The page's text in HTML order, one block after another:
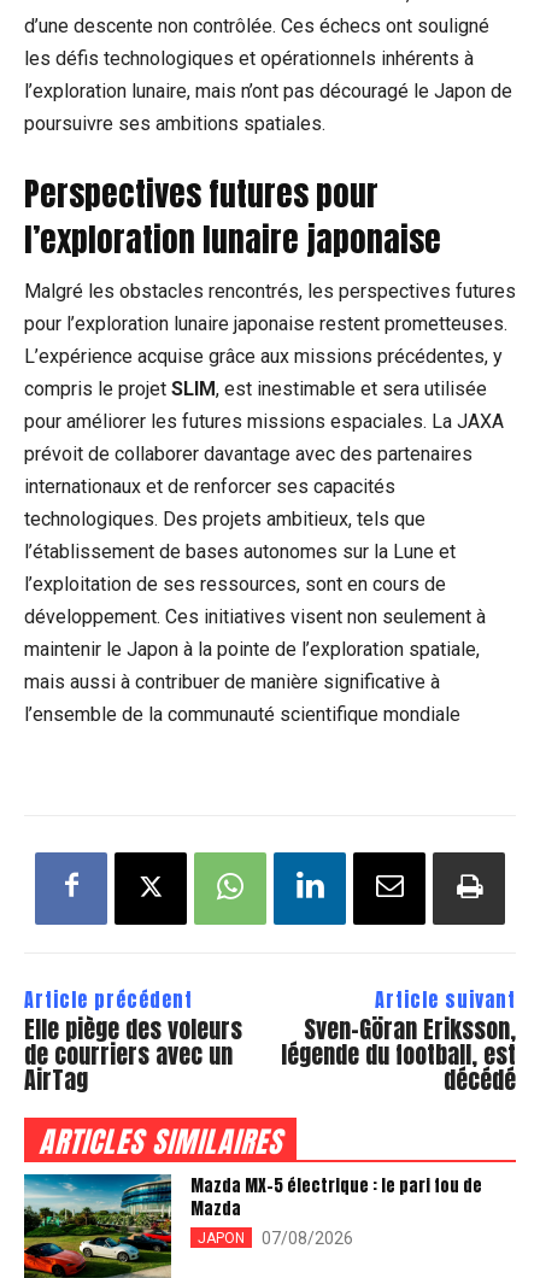
d’une descente non contrôlée. Ces échecs ont souligné
les défis technologiques et opérationnels inhérents à
l’exploration lunaire, mais n’ont pas découragé le Japon de
poursuivre ses ambitions spatiales.
Perspectives futures pour
l’exploration lunaire japonaise
Malgré les obstacles rencontrés, les perspectives futures
pour l’exploration lunaire japonaise restent prometteuses.
L’expérience acquise grâce aux missions précédentes, y
compris le projet SLIM, est inestimable et sera utilisée
pour améliorer les futures missions espaciales. La JAXA
prévoit de collaborer davantage avec des partenaires
internationaux et de renforcer ses capacités
technologiques. Des projets ambitieux, tels que
l’établissement de bases autonomes sur la Lune et
l’exploitation de ses ressources, sont en cours de
développement. Ces initiatives visent non seulement à
maintenir le Japon à la pointe de l’exploration spatiale,
mais aussi à contribuer de manière significative à
l’ensemble de la communauté scientifique mondiale
Article précédent
Elle piège des voleurs
de courriers avec un
AirTag
Article suivant
Sven-Göran Eriksson,
légende du football, est
décédé
ARTICLES SIMILAIRES
Mazda MX-5 électrique : le pari fou de
Mazda
JAPON 07/08/2026